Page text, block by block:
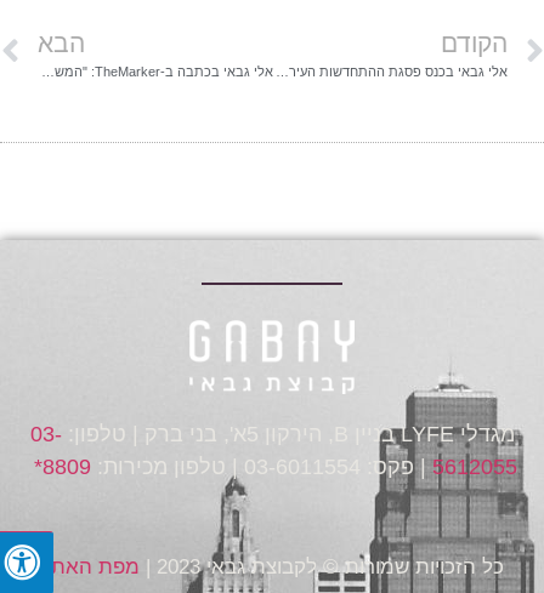
הקודם
אלי גבאי בכנס פסגת ההתחדשות העירונית: "מאמינים בפריפריה"
הבא
אלי גבאי בכתבה ב-TheMarker: "המשקיעים חזרו לשוק אחרי כמה חודשי קיפאון"
מגדלי LYFE בניין B, הירקון 5א', בני ברק | טלפון:
03-
5612055| פקס: 03-6011554 | טלפון מכירות: 8809*
כל הזכויות שמורות © לקבוצת גבאי 2023 | מפת האתר